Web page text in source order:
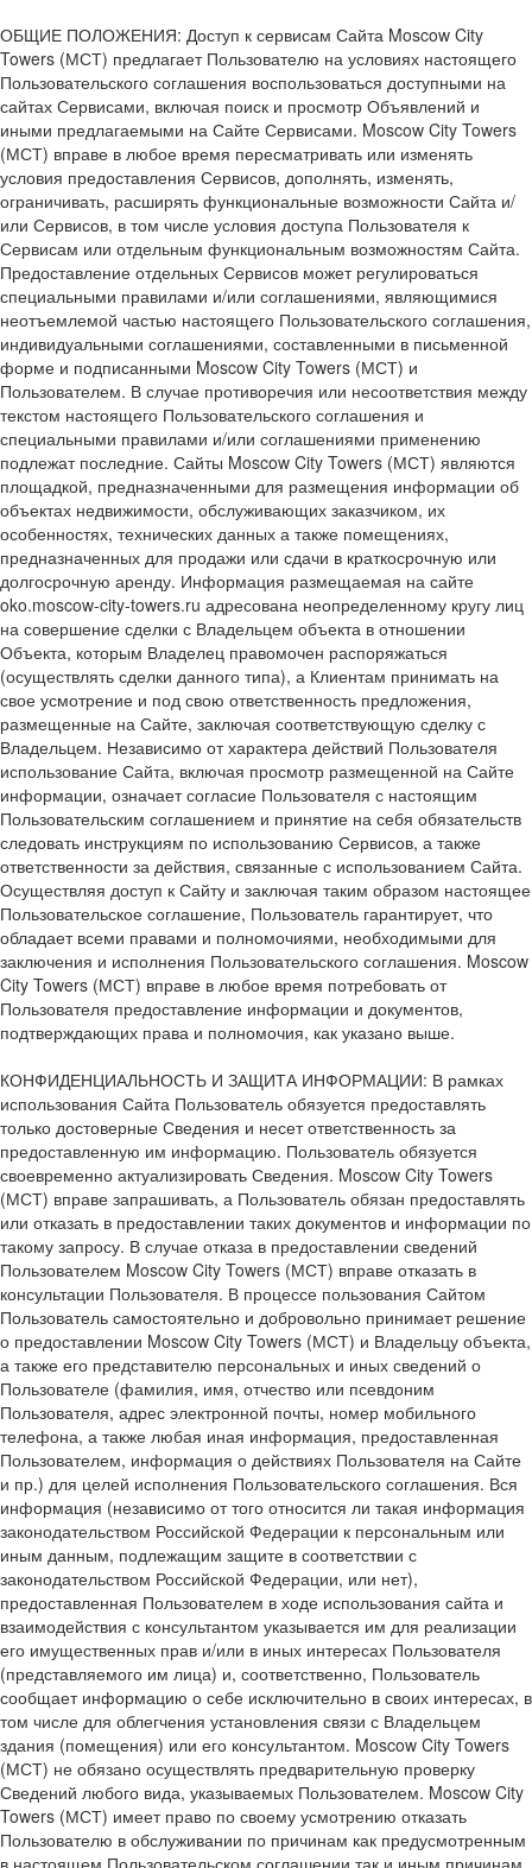
ОБЩИЕ ПОЛОЖЕНИЯ: Доступ к сервисам Сайта Moscow City
Towers (МСТ) предлагает Пользователю на условиях настоящего
Пользовательского соглашения воспользоваться доступными на
сайтах Сервисами, включая поиск и просмотр Объявлений и
иными предлагаемыми на Сайте Сервисами. Moscow City Towers
(МСТ) вправе в любое время пересматривать или изменять
условия предоставления Сервисов, дополнять, изменять,
ограничивать, расширять функциональные возможности Сайта и/
или Сервисов, в том числе условия доступа Пользователя к
Сервисам или отдельным функциональным возможностям Сайта.
Предоставление отдельных Сервисов может регулироваться
специальными правилами и/или соглашениями, являющимися
неотъемлемой частью настоящего Пользовательского соглашения,
индивидуальными соглашениями, составленными в письменной
форме и подписанными Moscow City Towers (МСТ) и
Пользователем. В случае противоречия или несоответствия между
текстом настоящего Пользовательского соглашения и
специальными правилами и/или соглашениями применению
подлежат последние. Сайты Moscow City Towers (МСТ) являются
площадкой, предназначенными для размещения информации об
объектах недвижимости, обслуживающих заказчиком, их
особенностях, технических данных а также помещениях,
предназначенных для продажи или сдачи в краткосрочную или
долгосрочную аренду. Информация размещаемая на сайте
oko.moscow-city-towers.ru адресована неопределенному кругу лиц
на совершение сделки с Владельцем объекта в отношении
Объекта, которым Владелец правомочен распоряжаться
(осуществлять сделки данного типа), а Клиентам принимать на
свое усмотрение и под свою ответственность предложения,
размещенные на Сайте, заключая соответствующую сделку с
Владельцем. Независимо от характера действий Пользователя
использование Сайта, включая просмотр размещенной на Сайте
информации, означает согласие Пользователя с настоящим
Пользовательским соглашением и принятие на себя обязательств
следовать инструкциям по использованию Сервисов, а также
ответственности за действия, связанные с использованием Сайта.
Осуществляя доступ к Сайту и заключая таким образом настоящее
Пользовательское соглашение, Пользователь гарантирует, что
обладает всеми правами и полномочиями, необходимыми для
заключения и исполнения Пользовательского соглашения. Moscow
City Towers (МСТ) вправе в любое время потребовать от
Пользователя предоставление информации и документов,
подтверждающих права и полномочия, как указано выше.
КОНФИДЕНЦИАЛЬНОСТЬ И ЗАЩИТА ИНФОРМАЦИИ: В рамках
использования Сайта Пользователь обязуется предоставлять
только достоверные Сведения и несет ответственность за
предоставленную им информацию. Пользователь обязуется
своевременно актуализировать Сведения. Moscow City Towers
(МСТ) вправе запрашивать, а Пользователь обязан предоставлять
или отказать в предоставлении таких документов и информации по
такому запросу. В случае отказа в предоставлении сведений
Пользователем Moscow City Towers (МСТ) вправе отказать в
консультации Пользователя. В процессе пользования Сайтом
Пользователь самостоятельно и добровольно принимает решение
о предоставлении Moscow City Towers (МСТ) и Владельцу объекта,
а также его представителю персональных и иных сведений о
Пользователе (фамилия, имя, отчество или псевдоним
Пользователя, адрес электронной почты, номер мобильного
телефона, а также любая иная информация, предоставленная
Пользователем, информация о действиях Пользователя на Сайте
и пр.) для целей исполнения Пользовательского соглашения. Вся
информация (независимо от того относится ли такая информация
законодательством Российской Федерации к персональным или
иным данным, подлежащим защите в соответствии с
законодательством Российской Федерации, или нет),
предоставленная Пользователем в ходе использования сайта и
взаимодействия с консультантом указывается им для реализации
его имущественных прав и/или в иных интересах Пользователя
(представляемого им лица) и, соответственно, Пользователь
сообщает информацию о себе исключительно в своих интересах, в
том числе для облегчения установления связи с Владельцем
здания (помещения) или его консультантом. Moscow City Towers
(МСТ) не обязано осуществлять предварительную проверку
Сведений любого вида, указываемых Пользователем. Moscow City
Towers (МСТ) имеет право по своему усмотрению отказать
Пользователю в обслуживании по причинам как предусмотренным
в настоящем Пользовательском соглашении так и иным причинам